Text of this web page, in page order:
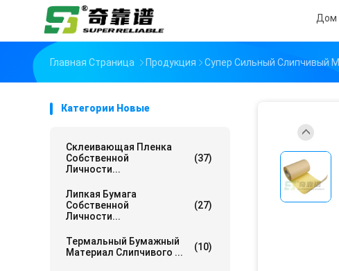
Дом
Главная Страница Продукция Супер Сильный Слипчивый
Категории Новые
Склеивающая Пленка
Собственной
Личности...
(37)
Липкая Бумага
Собственной
Личности...
(27)
Термальный Бумажный
Материал Слипчивого ...
(10)